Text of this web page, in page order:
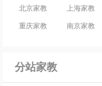
北京家教 上海家教
重庆家教 南京家教
分站家教